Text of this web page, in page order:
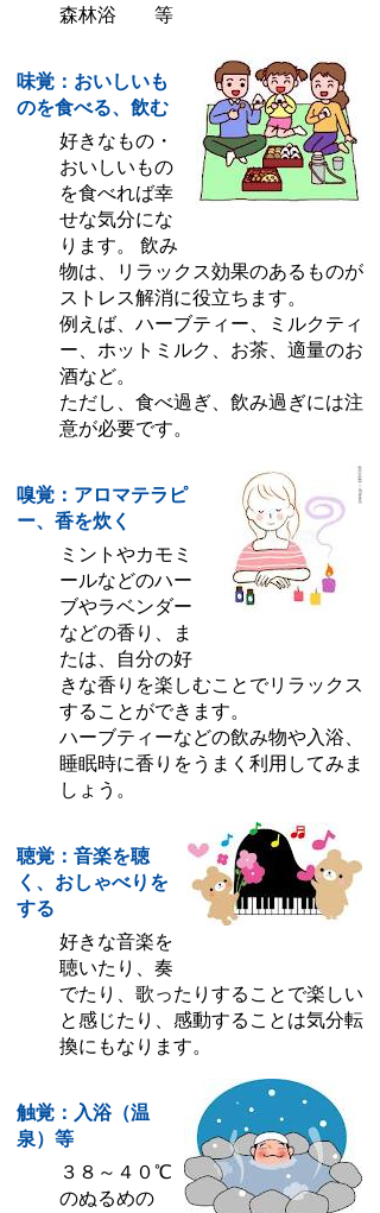
森林浴 等
味覚：おいしいも
のを食べる、飲む
好きなもの・
おいしいもの
を食べれば幸
せな気分にな
ります。 飲み
物は、リラックス効果のあるものが
ストレス解消に役立ちます。
例えば、ハーブティー、ミルクティ
ー、ホットミルク、お茶、適量のお
酒など。
ただし、食べ過ぎ、飲み過ぎには注
意が必要です。
嗅覚：アロマテラピ
ー、香を炊く
ミントやカモミ
ールなどのハー
ブやラベンダー
などの香り、ま
たは、自分の好
きな香りを楽しむことでリラックス
することができます。
ハーブティーなどの飲み物や入浴、
睡眠時に香りをうまく利用してみま
しょう。
聴覚：音楽を聴
く、おしゃべりを
する
好きな音楽を
聴いたり、奏
でたり、歌ったりすることで楽しい
と感じたり、感動することは気分転
換にもなります。
触覚：入浴（温
泉）等
３８～４０℃
のぬるめの